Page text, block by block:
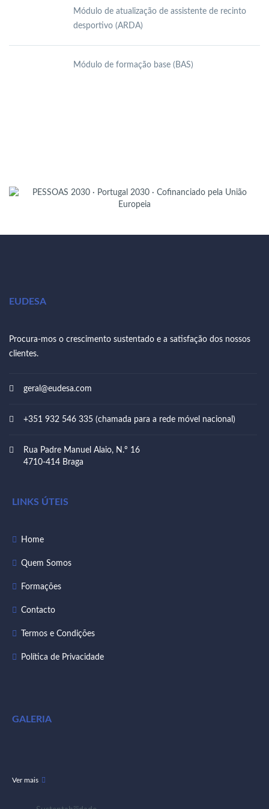
Módulo de atualização de assistente de recinto
desportivo (ARDA)
Módulo de formação base (BAS)
EUDESA
Procura-mos o crescimento sustentado e a satisfação dos nossos
clientes.
geral@eudesa.com
+351 932 546 335 (chamada para a rede móvel nacional)
Rua Padre Manuel Alaio, N.º 16
4710-414 Braga
LINKS ÚTEIS
Home
Quem Somos
Formações
Contacto
Termos e Condições
Política de Privacidade
GALERIA
Ver mais